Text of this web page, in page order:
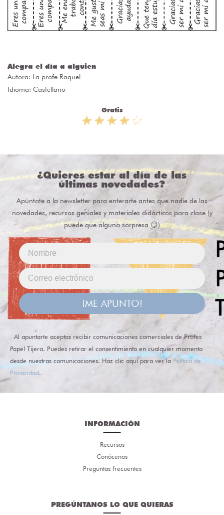
Alegra el día a alguien
Autora: La profe Raquel
Idioma: Castellano
Gratis
¿Quieres estar al día de las
últimas novedades?
Apúntate a la newsletter para enterarte antes que nadie de las
novedades, recursos geniales y materiales didácticos para clase (y
puede que alguna sorpresa 😏)
¡ME APUNTO!
Al apuntarte aceptas recibir comunicaciones comerciales de Profes
Papel Tijera. Puedes retirar el consentimiento en cualquier momento
desde nuestras comunicaciones. Haz clic aquí para ver la Política de
Privacidad.
INFORMACIÓN
Recursos
Conócenos
Preguntas frecuentes
PREGÚNTANOS LO QUE QUIERAS